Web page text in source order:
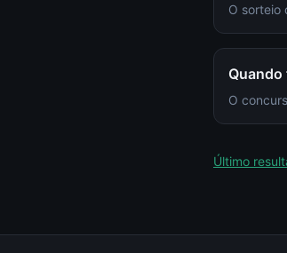
O sorteio
Quando
O
Último